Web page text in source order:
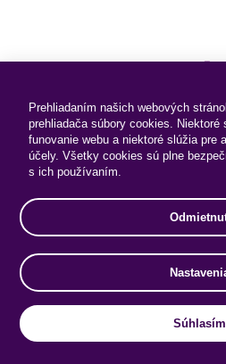
Ubytovací
Každý hosť, ktorý má záujem
musí byť po príchode do
recepcii, kde predloží
priezvisko, dátum narodenia,
trvalého bydliska). V prípade
o doplnenie emailovej
Hostia sú povinní dodržiavať
Prehliadaním našich webových
prehliadača súbory cookies. Niektoré
funovanie webu a niektoré slúžia pre
účely. Všetky cookies sú plne
s ich používaním.
Súhlasím